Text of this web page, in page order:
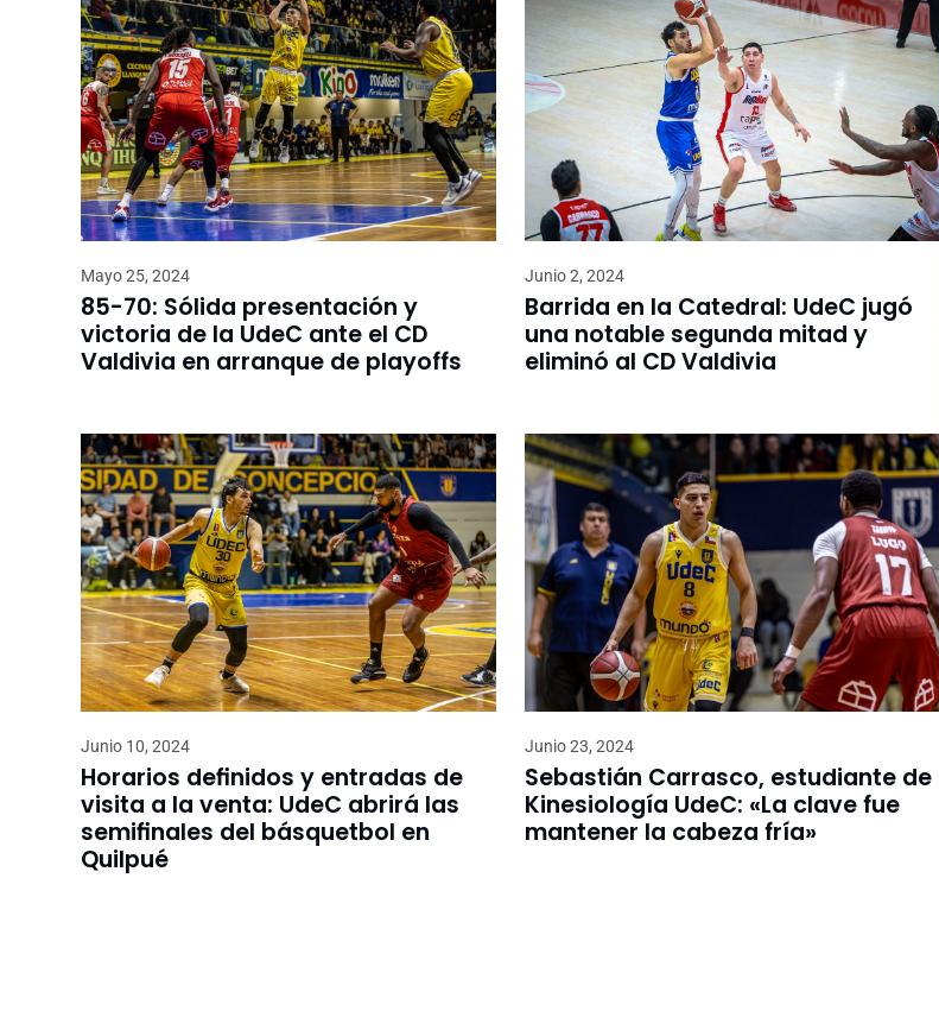
Mayo 25, 2024
85-70: Sólida presentación y
victoria de la UdeC ante el CD
Valdivia en arranque de playoffs
Junio 2, 2024
Barrida en la Catedral: UdeC jugó
una notable segunda mitad y
eliminó al CD Valdivia
Junio 10, 2024
Horarios definidos y entradas de
visita a la venta: UdeC abrirá las
semifinales del básquetbol en
Quilpué
Junio 23, 2024
Sebastián Carrasco, estudiante de
Kinesiología UdeC: «La clave fue
mantener la cabeza fría»